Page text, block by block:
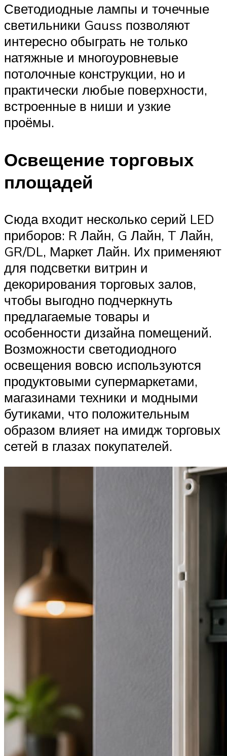
Светодиодные лампы и точечные
светильники Gauss позволяют
интересно обыграть не только
натяжные и многоуровневые
потолочные конструкции, но и
практически любые поверхности,
встроенные в ниши и узкие
проёмы.
Освещение торговых
площадей
Сюда входит несколько серий LED
приборов: R Лайн, G Лайн, T Лайн,
GR/DL, Маркет Лайн. Их применяют
для подсветки витрин и
декорирования торговых залов,
чтобы выгодно подчеркнуть
предлагаемые товары и
особенности дизайна помещений.
Возможности светодиодного
освещения вовсю используются
продуктовыми супермаркетами,
магазинами техники и модными
бутиками, что положительным
образом влияет на имидж торговых
сетей в глазах покупателей.